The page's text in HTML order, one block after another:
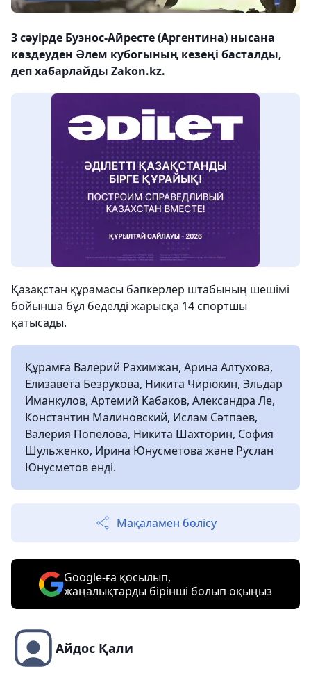
3 сәуірде Буэнос-Айресте (Аргентина) нысана
көздеуден Әлем кубогының кезеңі басталды,
деп хабарлайды Zakon.kz.
Қазақстан құрамасы бапкерлер штабының шешімі
бойынша бұл беделді жарысқа 14 спортшы
қатысады.
Құрамға Валерий Рахимжан, Арина Алтухова,
Елизавета Безрукова, Никита Чирюкин, Эльдар
Иманкулов, Артемий Кабаков, Александра Ле,
Константин Малиновский, Ислам Сәтпаев,
Валерия Попелова, Никита Шахторин, София
Шульженко, Ирина Юнусметова және Руслан
Юнусметов енді.
Мақаламен бөлісу
Google-ға қосылып,
жаңалықтарды бірінші болып оқыңыз
Айдос Қали